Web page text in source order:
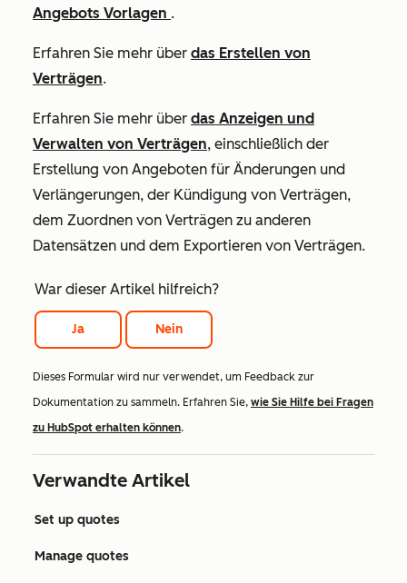
Angebots Vorlagen .
Erfahren Sie mehr über das Erstellen von
Verträgen.
Erfahren Sie mehr über das Anzeigen und
Verwalten von Verträgen, einschließlich der
Erstellung von Angeboten für Änderungen und
Verlängerungen, der Kündigung von Verträgen,
dem Zuordnen von Verträgen zu anderen
Datensätzen und dem Exportieren von Verträgen.
War dieser Artikel hilfreich?
Ja Nein
Dieses Formular wird nur verwendet, um Feedback zur
Dokumentation zu sammeln. Erfahren Sie, wie Sie Hilfe bei Fragen
zu HubSpot erhalten können.
Verwandte Artikel
Set up quotes
Manage quotes